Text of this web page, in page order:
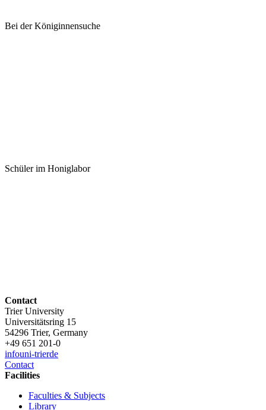
Bei der Königinnensuche
Schüler im Honiglabor
Contact
Trier University
Universitätsring 15
54296 Trier, Germany
+49 651 201-0
infouni-trierde
Contact
Facilities
Faculties & Subjects
Library